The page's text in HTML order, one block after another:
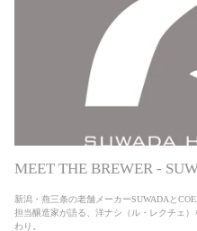
機会にぜひご参加ください。 ツアー詳細 ツ
8月22日（土）※雨天決行・荒天中止 募集
75名 旅行代金大人9,900円（税込） ツアー
袋駅（10:53発）→ 森林公園駅（12:02着）
トビール醸造所（13:00着）バス → 森林公園
引き換えチケット（4杯分）お一人様につき
では6種類のコエドビールをご利用いただ
での生ビール提供は坂戸駅通過（11:45頃）
た分は有料。 （4）「COEDOビール缶3種」
MEET THE BREWER -
新潟・燕三条の老舗メーカーSUWADAと
担当醸造家が語る、洋ナシ（ル・レクチェ）
わり。